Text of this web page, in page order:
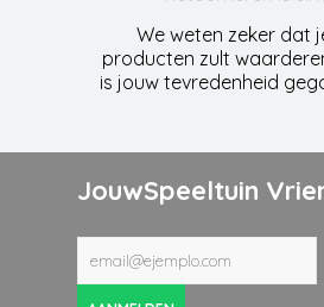
We weten zeker dat
producten zult
is jouw tevredenheid
JouwSpeeltuin